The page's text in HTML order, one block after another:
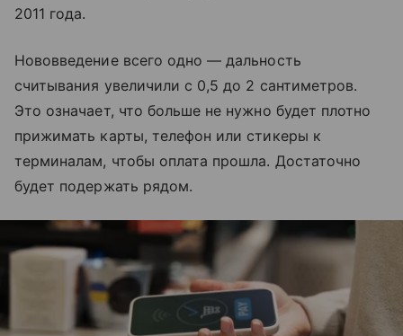
2011 года.
Нововведение всего одно — дальность
считывания увеличили с 0,5 до 2 сантиметров.
Это означает, что больше не нужно будет плотно
прижимать карты, телефон или стикеры к
терминалам, чтобы оплата прошла. Достаточно
будет подержать рядом.